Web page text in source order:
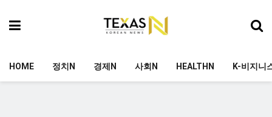
HOME 정치N 경제N 사회N HEALTHN K-비지니